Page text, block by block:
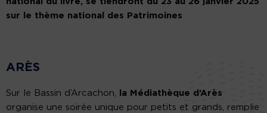
sur le thème national des Patrimoines
ARÈS
Sur le Bassin d’Arcachon,
la Médiathèque d’Arès
organise une soirée unique pour petits et grands, remplie